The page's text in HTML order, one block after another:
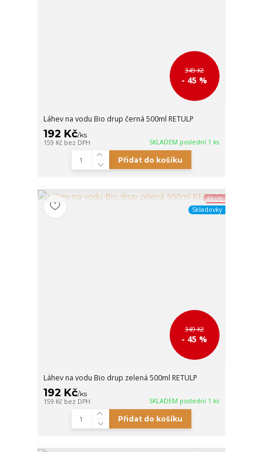
349 Kč
- 45 %
Láhev na vodu Bio drup černá 500ml RETULP
192 Kč/ks
159 Kč bez DPH SKLADEM poslední 1 ks
Přidat do košíku
Akce
Skladovky
349 Kč
- 45 %
Láhev na vodu Bio drup zelená 500ml RETULP
192 Kč/ks
159 Kč bez DPH SKLADEM poslední 1 ks
Přidat do košíku